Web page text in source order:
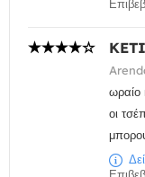
ωραίο
οι